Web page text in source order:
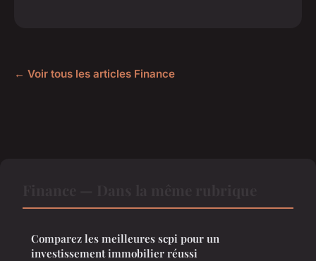
← Voir tous les articles Finance
Comparez les meilleures scpi pour un
investissement immobilier réussi